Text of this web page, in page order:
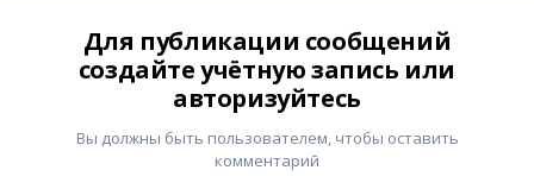
Для публикации сообщений
создайте учётную запись или
авторизуйтесь
Вы должны быть пользователем, чтобы оставить
комментарий